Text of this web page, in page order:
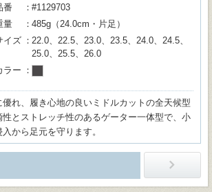
番
#1129703
量
485g（24.0cm・片足）
イズ
22.0、22.5、23.0、23.5、24.0、24.5、
25.0、25.5、26.0
ラー
れ、履き心地の良いミドルカットの全天候型
とストレッチ性のあるゲーター一体型で、小
から足元を守ります。